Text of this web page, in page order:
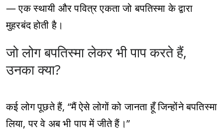
— एक स्थायी और पवित्र एकता जो बपतिस्मा के द्वारा
मुहरबंद होती है।
जो लोग बपतिस्मा लेकर भी पाप करते हैं,
उनका क्या?
कई लोग पूछते हैं, “मैं ऐसे लोगों को जानता हूँ जिन्होंने बपतिस्मा
लिया, पर वे अब भी पाप में जीते हैं।”